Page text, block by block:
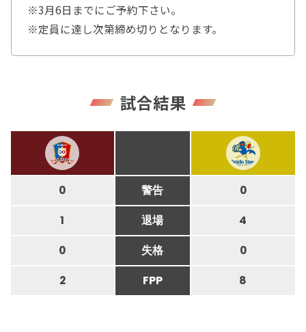
※3月6日までにご予約下さい。
※定員に達し次第締め切りとなります。
試合結果
0 警告 0
1 退場 4
0 失格 0
2 FPP 8